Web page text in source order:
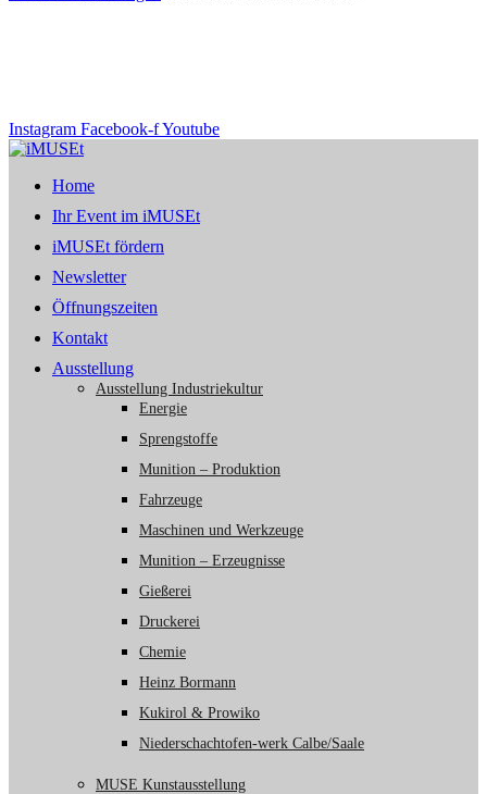
Instagram Facebook-fYoutube
Home
Ihr Event im iMUSEt
iMUSEt fördern
Newsletter
Öffnungszeiten
Kontakt
Ausstellung
Ausstellung Industriekultur
Energie
Sprengstoffe
Munition – Produktion
Fahrzeuge
Maschinen und Werkzeuge
Munition – Erzeugnisse
Gießerei
Druckerei
Chemie
Heinz Bormann
Kukirol & Prowiko
Niederschachtofen-werk Calbe/Saale
MUSE Kunstausstellung